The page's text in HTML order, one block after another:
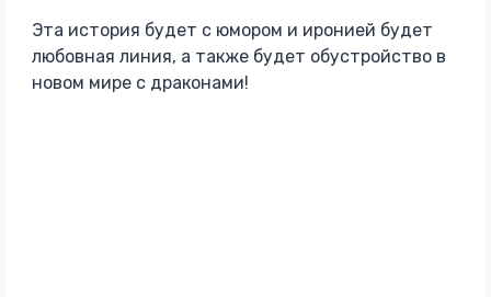
Эта история будет с юмором и иронией будет
любовная линия, а также будет обустройство в
новом мире с драконами!